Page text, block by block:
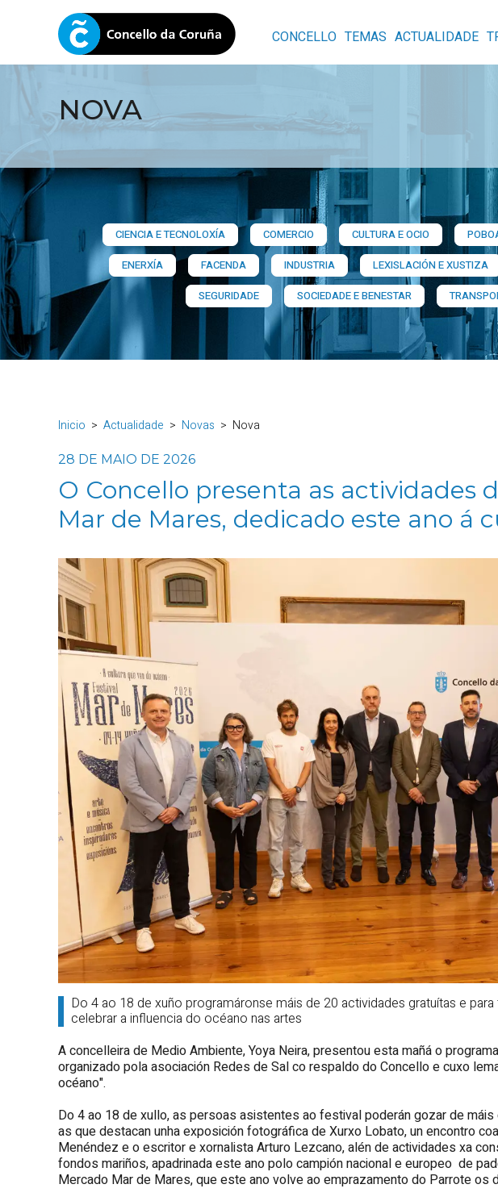
CONCELLO TEMAS ACTUALIDADE
NOVA
CIENCIA E TECNOLOXÍA COMERCIO CULTURA E OCIO
ENERXÍA
FACENDA INDUSTRIA LEXISLACIÓN E XUSTIZA
SEGURIDADE
SOCIEDADE E BENESTAR
Inicio Actualidade Novas Nova
28 DE MAIO DE 2026
O Concello presenta as actividades
Mar de Mares, dedicado este ano á
Do 4 ao 18 de xuño programáronse máis de 20 actividades gratuítas e
celebrar a influencia do océano nas artes
A concelleira de Medio Ambiente, Yoya Neira, presentou esta mañá o
organizado pola asociación Redes de Sal co respaldo do Concello e cuxo
océano".
Do 4 ao 18 de xullo, as persoas asistentes ao festival poderán gozar de
as que destacan unha exposición fotográfica de Xurxo Lobato, un encontro
Menéndez e o escritor e xornalista Arturo Lezcano, alén de actividades xa
fondos mariños,apadrinada este ano polo campión nacional e europeo de
Mercado Mar de Mares, que este ano volve ao emprazamento do Parrote os